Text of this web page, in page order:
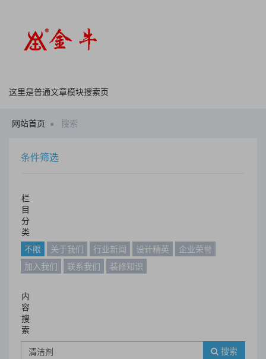
这里是普通文章模块搜索页
网站首页 搜索
条件筛选
栏
目
分
类
不限
关于我们 行业新闻 设计精英
企业荣誉
加入我们
联系我们 装修知识
内
容
搜
索
搜索